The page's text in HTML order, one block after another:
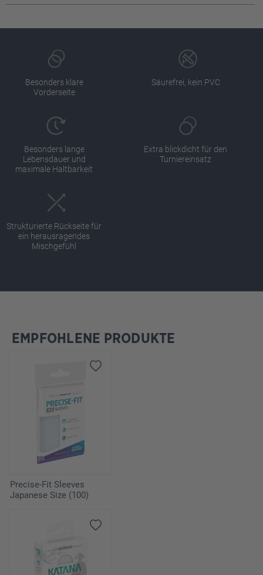
Besonders klare
Vorderseite
Säurefrei, kein PVC
Besonders lange
Lebensdauer und
maximale Haltbarkeit
Extra blickdicht für den
Turniereinsatz
Strukturierte Rückseite für
ein herausragendes
Mischgefühl
Produktgalerie überspringen
EMPFOHLENE PRODUKTE
Precise-Fit Sleeves
Japanese Size (100)